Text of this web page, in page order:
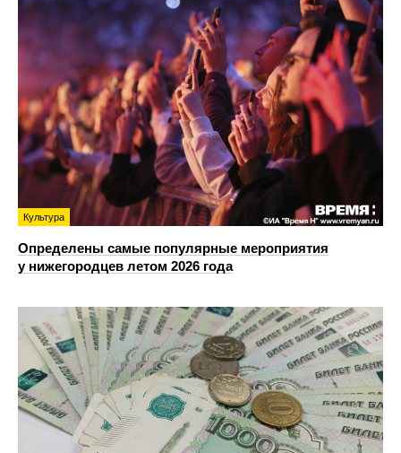
Культура
Определены самые популярные мероприятия
у нижегородцев летом 2026 года